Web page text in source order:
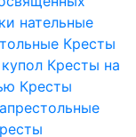
нательные
Кресты
Кресты на
Кресты